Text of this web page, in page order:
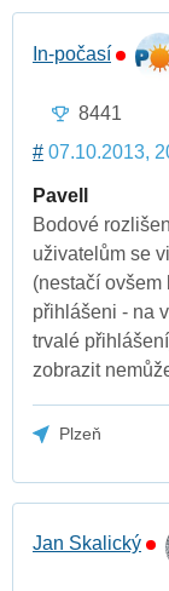
In-počasí
8441
# 07.10.2013,
Pavell
Bodové
uživatelům se
(nestačí ovšem
přihlášeni - na
trvalé
zobrazit
Plzeň
Jan Skalický